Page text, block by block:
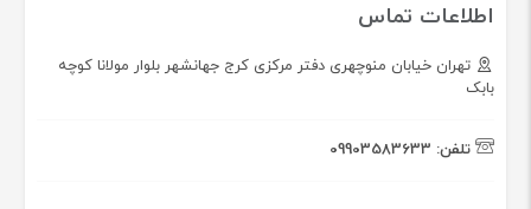
اطلاعات تماس
تهران خیابان منوچهری دفتر مرکزی کرج جهانشهر بلوار مولانا کوچه
بابک
تلفن: 09903583633